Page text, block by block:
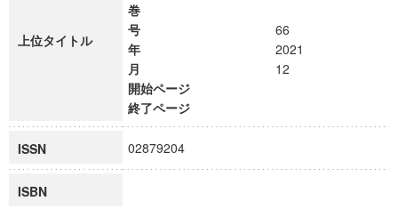
上位タイトル
巻
号
66
年
2021
月
12
開始ページ
終了ページ
ISSN 02879204
ISBN